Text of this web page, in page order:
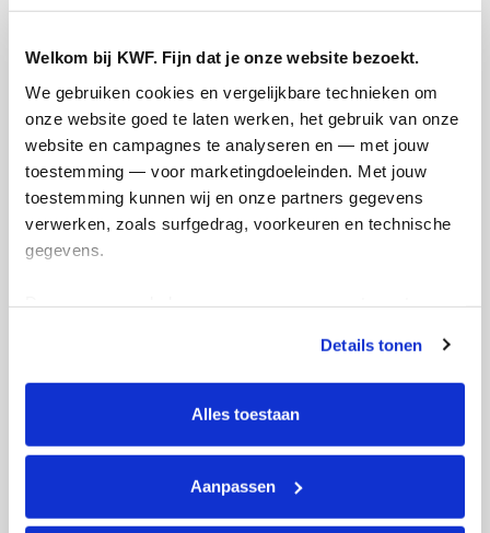
Welkom bij KWF. Fijn dat je onze website bezoekt.
We gebruiken cookies en vergelijkbare technieken om
onze website goed te laten werken, het gebruik van onze
website en campagnes te analyseren en — met jouw
toestemming — voor marketingdoeleinden. Met jouw
toestemming kunnen wij en onze partners gegevens
verwerken, zoals surfgedrag, voorkeuren en technische
gegevens.
tonen. Je kunt je toestemming op elk moment wijzigen of
intrekken via Cookie instellingen onderaan de pagina. De
lijst met cookies is te vinden in het tabblad “details”.
Details tonen
Alles toestaan
Aanpassen
Creditcard
Referentie
Ik wil bijdragen aan de transactiekosten
Doneer nu